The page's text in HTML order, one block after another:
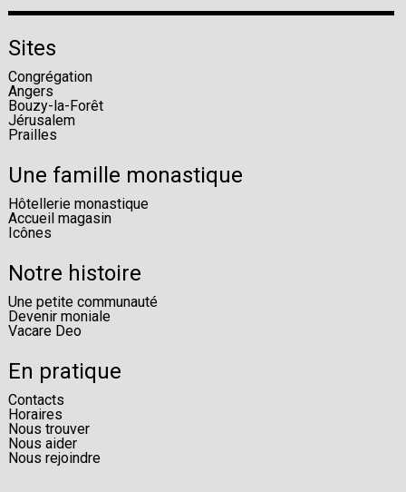
Sites
Congrégation
Angers
Bouzy-la-Forêt
Jérusalem
Prailles
Une famille monastique
Hôtellerie monastique
Accueil magasin
Icônes
Notre histoire
Une petite communauté
Devenir moniale
Vacare Deo
En pratique
Contacts
Horaires
Nous trouver
Nous aider
Nous rejoindre